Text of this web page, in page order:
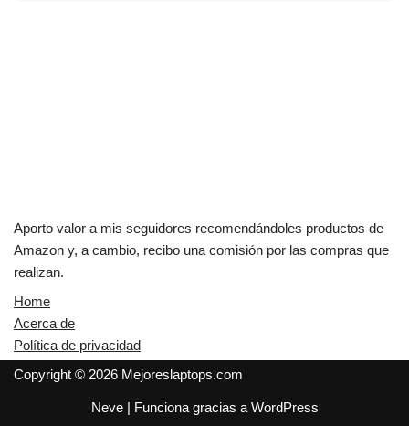
Aporto valor a mis seguidores recomendándoles productos de
Amazon y, a cambio, recibo una comisión por las compras que
realizan.
Home
Acerca de
Política de privacidad
Copyright © 2026 Mejoreslaptops.com
Neve| Funciona gracias a WordPress